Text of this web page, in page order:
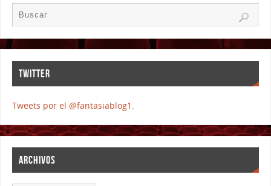
TWITTER
Tweets por el @fantasiablog1.
ARCHIVOS